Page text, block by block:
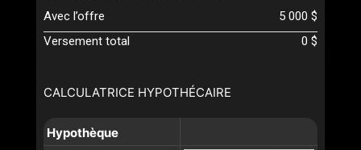
CALCULATRICE HYPOTHÉCAIRE
Hypothèque
Avec l’offre
5 000 $
Versement total
0 $